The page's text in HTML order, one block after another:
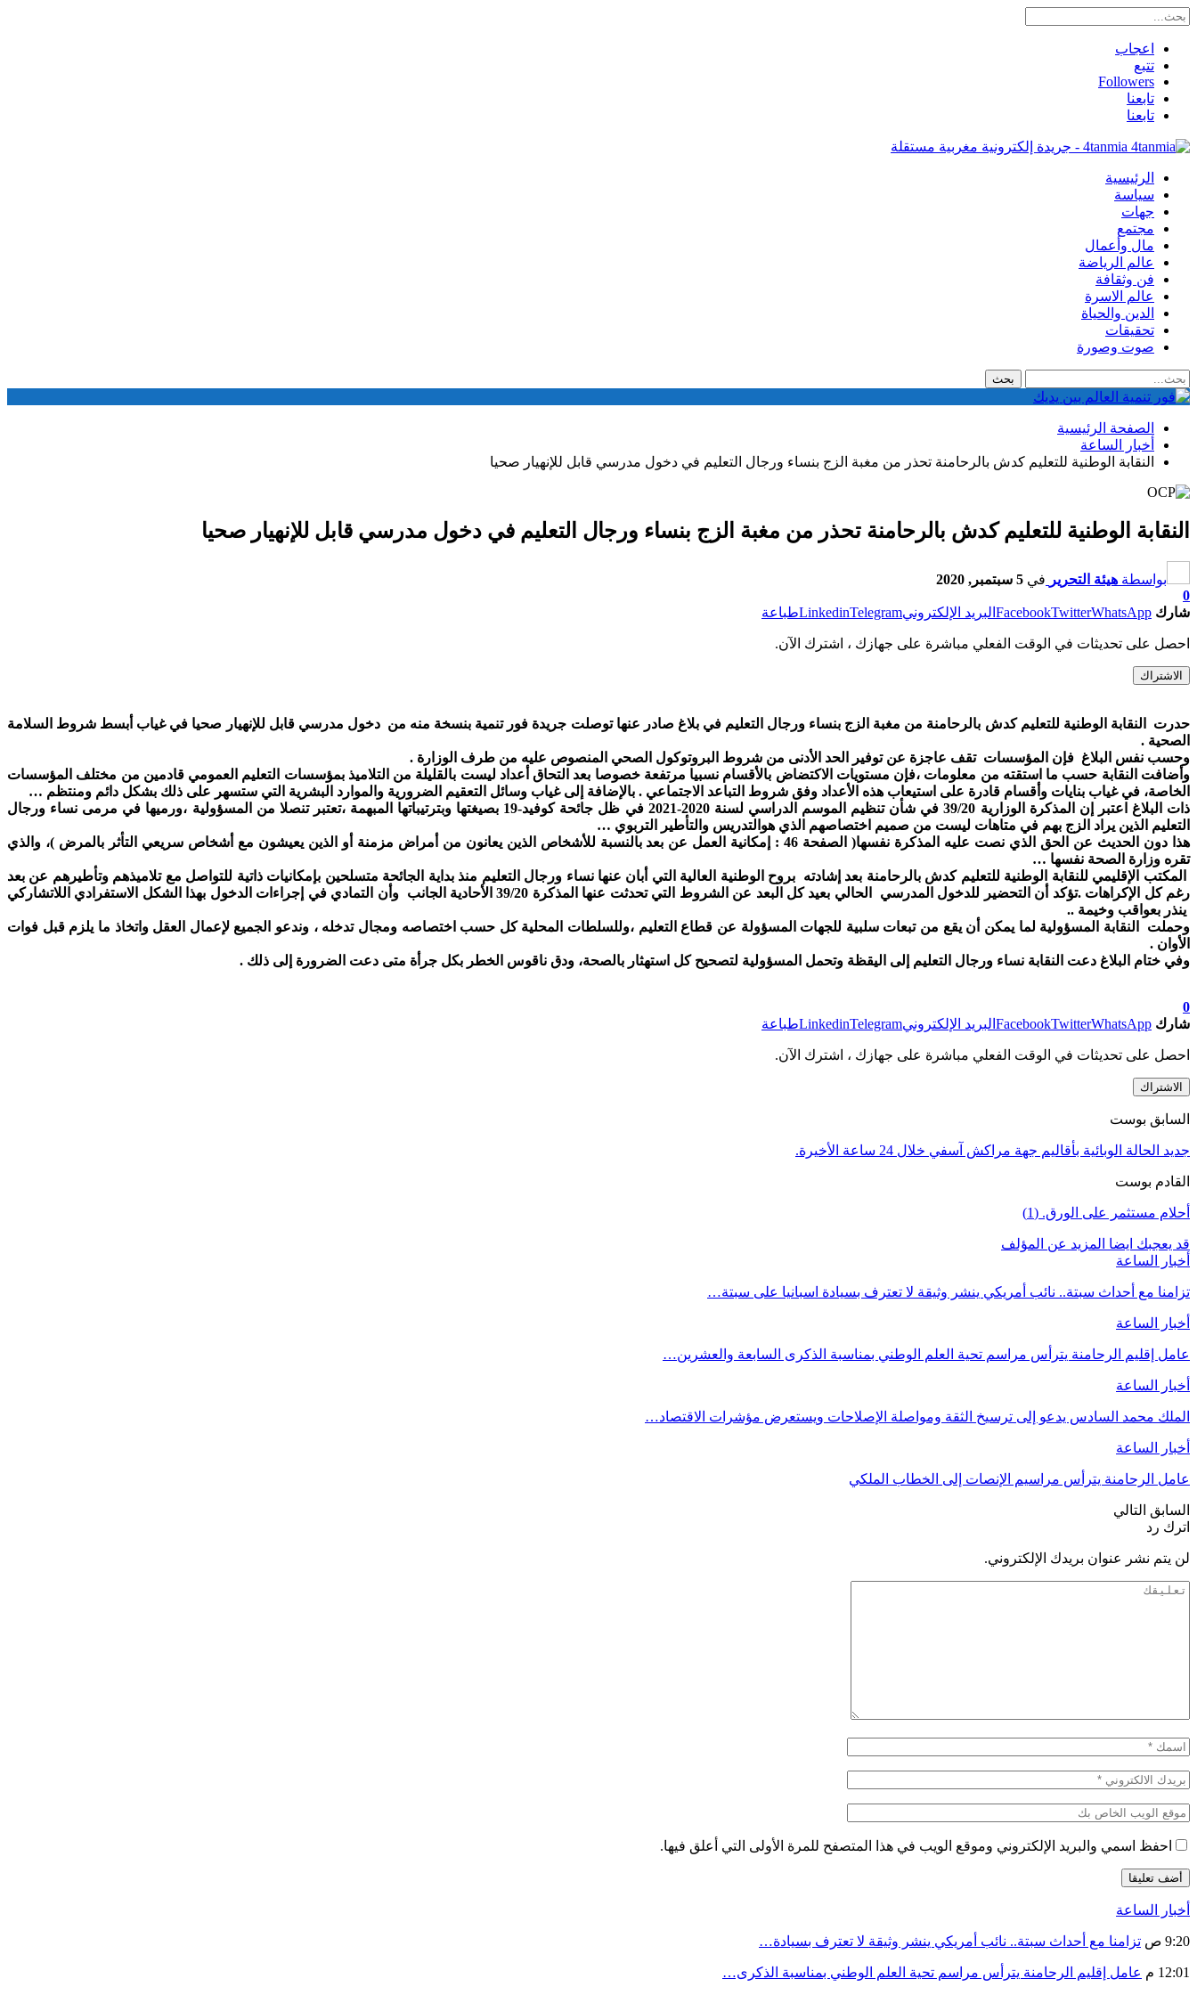
اعجاب
تتبع
Followers
تابعنا
تابعنا
4tanmia - جريدة إلكترونية مغربية مستقلة
الرئيسية
سياسة
جهات
مجتمع
مال وأعمال
عالم الرياضة
فن وثقافة
عالم الاسرة
الدين والحياة
تحقيقات
صوت وصورة
الصفحة الرئيسية
أخبار الساعة
النقابة الوطنية للتعليم كدش بالرحامنة تحذر من مغبة الزج بنساء ورجال التعليم في دخول مدرسي قابل للإنهيار صحيا
النقابة الوطنية للتعليم كدش بالرحامنة تحذر من مغبة الزج بنساء ورجال التعليم في دخول مدرسي قابل للإنهيار صحيا
بواسطة هيئة التحرير في 5 سبتمبر, 2020
0
شارك
FacebookTwitterWhatsApp البريد الإلكتروني LinkedinTelegram طباعة
احصل على تحديثات في الوقت الفعلي مباشرة على جهازك ، اشترك الآن.
الاشتراك
حدرت النقابة الوطنية للتعليم كدش بالرحامنة من مغبة الزج بنساء ورجال التعليم في بلاغ صادر عنها توصلت جريدة فور تنمية بنسخة منه من دخول مدرسي قابل للإنهيار صحيا في غياب أبسط شروط السلامة
الصحية .
وحسب نفس البلاغ فإن المؤسسات تقف عاجزة عن توفير الحد الأدنى من شروط البروتوكول الصحي المنصوص عليه من طرف الوزارة .
وأضافت النقابة حسب ما استقته من معلومات ،فإن مستويات الاكتضاض بالأقسام نسبيا مرتفعة خصوصا بعد التحاق أعداد ليست بالقليلة من التلاميذ بمؤسسات التعليم العمومي قادمين من مختلف المؤسسات
الخاصة، في غياب بنايات وأقسام قادرة على استيعاب هذه الأعداد وفق شروط التباعد الاجتماعي . بالإضافة إلى غياب وسائل التعقيم الضرورية والموارد البشرية التي ستسهر على ذلك بشكل دائم ومنتظم …
ذات البلاغ اعتبر إن المذكرة الوزارية 39/20 في شأن تنظيم الموسم الدراسي لسنة 2020-2021 في ظل جائحة كوفيد-19 بصيغتها وبترتيباتها المبهمة ،تعتبر تنصلا من المسؤولية ،ورميها في مرمى نساء ورجال
التعليم الذين يراد الزج بهم في متاهات ليست من صميم اختصاصهم الذي هوالتدريس والتأطير التربوي …
هذا دون الحديث عن الحق الذي نصت عليه المذكرة نفسها( الصفحة 46 : إمكانية العمل عن بعد بالنسبة للأشخاص الذين يعانون من أمراض مزمنة أو الذين يعيشون مع أشخاص سريعي التأثر بالمرض )، والذي
تقره وزارة الصحة نفسها …
المكتب الإقليمي للنقابة الوطنية للتعليم كدش بالرحامنة بعد إشادته بروح الوطنية العالية التي أبان عنها نساء ورجال التعليم منذ بداية الجائحة متسلحين بإمكانيات ذاتية للتواصل مع تلاميذهم وتأطيرهم عن بعد
رغم كل الإكراهات .
تؤكد أن التحضير للدخول المدرسي الحالي بعيد كل البعد عن الشروط التي تحدثت عنها المذكرة 39/20 الأحادية الجانب وأن التمادي في إجراءات الدخول بهذا الشكل الاستفرادي اللاتشاركي
ينذر بعواقب وخيمة ..
وحملت النقابة المسؤولية لما يمكن أن يقع من تبعات سلبية للجهات المسؤولة عن قطاع التعليم ،وللسلطات المحلية كل حسب اختصاصه ومجال تدخله ، وندعو الجميع لإعمال العقل واتخاذ ما يلزم قبل فوات
الأوان .
وفي ختام البلاغ دعت النقابة نساء ورجال التعليم إلى اليقظة وتحمل المسؤولية لتصحيح كل استهثار بالصحة، ودق ناقوس الخطر بكل جرأة متى دعت الضرورة إلى ذلك .
0
شارك
FacebookTwitterWhatsApp البريد الإلكتروني LinkedinTelegram طباعة
احصل على تحديثات في الوقت الفعلي مباشرة على جهازك ، اشترك الآن.
الاشتراك
السابق بوست
جديد الحالة الوبائية بأقاليم جهة مراكش آسفي خلال 24 ساعة الأخيرة.
القادم بوست
أحلام مستثمر على الورق. (1)
قد يعجبك ايضا المزيد عن المؤلف
أخبار الساعة
تزامنا مع أحداث سبتة.. نائب أمريكي ينشر وثيقة لا تعترف بسيادة اسبانيا على سبتة…
أخبار الساعة
عامل إقليم الرحامنة يترأس مراسم تحية العلم الوطني بمناسبة الذكرى السابعة والعشرين…
أخبار الساعة
الملك محمد السادس يدعو إلى ترسيخ الثقة ومواصلة الإصلاحات ويستعرض مؤشرات الاقتصاد…
أخبار الساعة
عامل الرحامنة يترأس مراسيم الإنصات إلى الخطاب الملكي
السابق التالي
اترك رد
لن يتم نشر عنوان بريدك الإلكتروني.
احفظ اسمي والبريد الإلكتروني وموقع الويب في هذا المتصفح للمرة الأولى التي أعلق فيها.
أخبار الساعة
9:20 ص تزامنا مع أحداث سبتة.. نائب أمريكي ينشر وثيقة لا تعترف بسيادة…
12:01 م عامل إقليم الرحامنة يترأس مراسم تحية العلم الوطني بمناسبة الذكرى…